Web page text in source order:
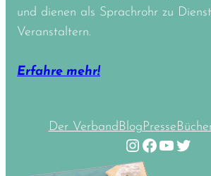
und dienen als Sprachrohr zu
Veranstaltern.
Erfahre mehr!
Der VerbandBlogPresse
Instagram Facebook YouTube Twitter